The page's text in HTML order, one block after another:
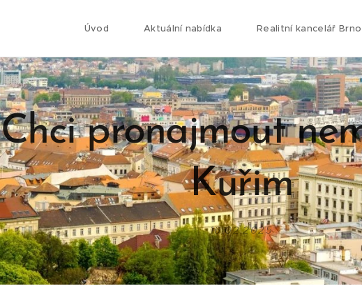
Úvod Aktuální nabídka Realitní kancelář Brno
Chci pronajmout
Kuřim
16.02.2025